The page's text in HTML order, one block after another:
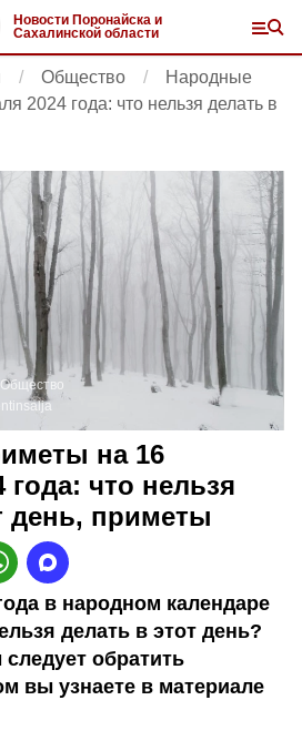
Новости Поронайска и
Сахалинской области
Общество
Народные
2024 года: что нельзя делать в
Общество
на 16
что нельзя
день, приметы
в народном календаре
делать в этот день?
обратить
вы узнаете в материале